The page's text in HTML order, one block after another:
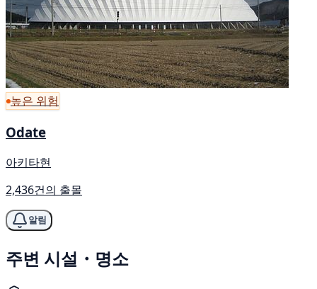
높은 위험
Odate
아키타현
2,436건의 출몰
알림
주변 시설・명소